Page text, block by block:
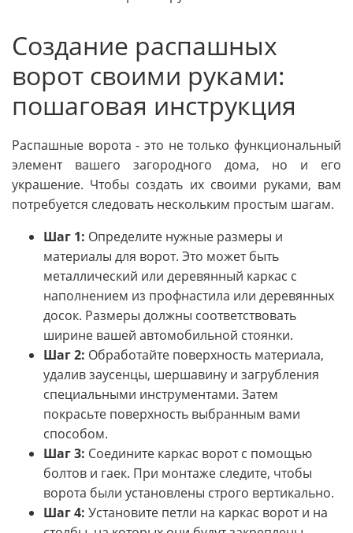
Создание распашных
ворот своими руками:
пошаговая инструкция
Распашные ворота - это не только функциональный
элемент вашего загородного дома, но и его
украшение. Чтобы создать их своими руками, вам
потребуется следовать нескольким простым шагам.
Шаг 1: Определите нужные размеры и
материалы для ворот. Это может быть
металлический или деревянный каркас с
наполнением из профнастила или деревянных
досок. Размеры должны соответствовать
ширине вашей автомобильной стоянки.
Шаг 2: Обработайте поверхность материала,
удалив заусенцы, шершавину и загрубления
специальными инструментами. Затем
покрасьте поверхность выбранным вами
способом.
Шаг 3: Соедините каркас ворот с помощью
болтов и гаек. При монтаже следите, чтобы
ворота были установлены строго вертикально.
Шаг 4: Установите петли на каркас ворот и на